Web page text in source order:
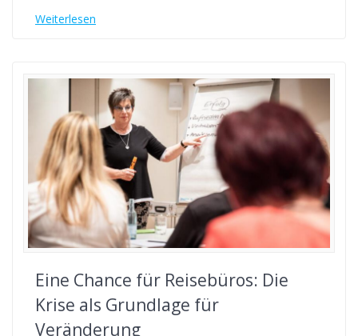
Weiterlesen
Eine Chance für Reisebüros: Die
Krise als Grundlage für
Veränderung